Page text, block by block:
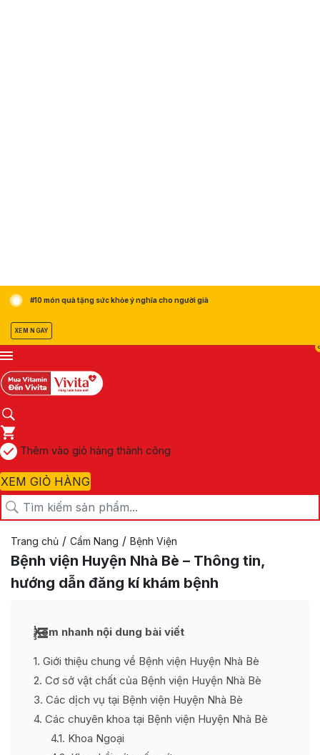
#10 món quà tặng sức khỏe ý nghĩa cho người già
XEM NGAY
0
Thêm vào giỏ hàng thành công
XEM GIỎ HÀNG
Trang chủ / Cẩm Nang / Bệnh Viện
Bệnh viện Huyện Nhà Bè – Thông tin,
hướng dẫn đăng kí khám bệnh
Xem nhanh nội dung bài viết
1 Giới thiệu chung về Bệnh viện Huyện Nhà Bè
2 Cơ sở vật chất của Bệnh viện Huyện Nhà Bè
3 Các dịch vụ tại Bệnh viện Huyện Nhà Bè
4 Các chuyên khoa tại Bệnh viện Huyện Nhà Bè
4.1 Khoa Ngoại